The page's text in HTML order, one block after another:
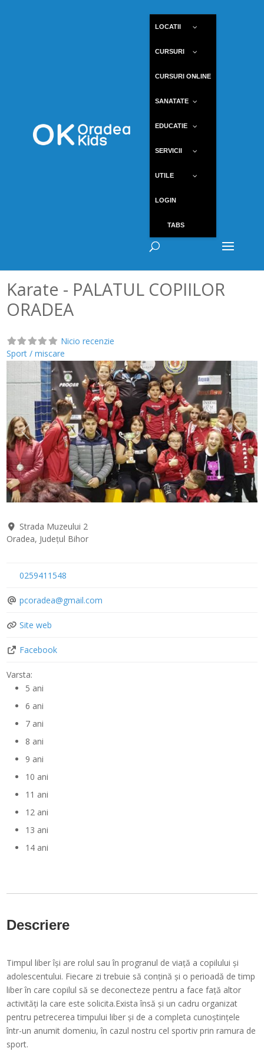
LOCATII
CURSURI
CURSURI ONLINE
SANATATE
EDUCATIE
SERVICII
UTILE
LOGIN
TABS
Karate - PALATUL COPIILOR
ORADEA
Nicio recenzie
Sport / miscare
Anterior
Strada Muzeului 2
Oradea, Județul Bihor
0259411548
pcoradea@gmail.com
Site web
Facebook
Varsta:
5 ani
6 ani
7 ani
8 ani
9 ani
10 ani
11 ani
12 ani
13 ani
14 ani
Descriere
Timpul liber își are rolul sau în progranul de viață a copilului și
adolescentului. Fiecare zi trebuie să conțină și o perioadă de timp
liber în care copilul să se deconecteze pentru a face față altor
activități la care este solicita.Exista însă și un cadru organizat
pentru petrecerea timpului liber și de a completa cunoștințele
într-un anumit domeniu, în cazul nostru cel sportiv prin ramura de
sport.